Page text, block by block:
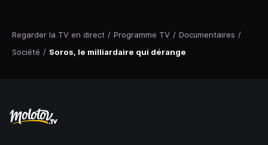
Regarder la TV en direct / Programme TV / Documentaires /
Société / Soros, le milliardaire qui dérange